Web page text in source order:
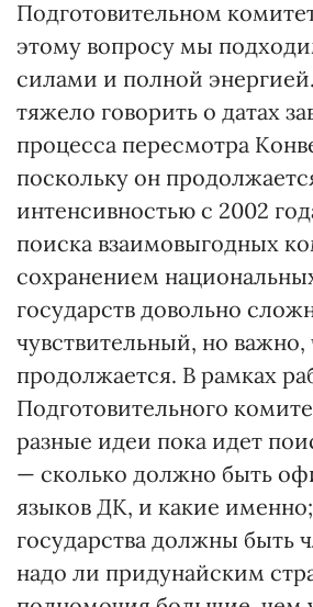
Подготовительном
этому вопросу мы
силами и полной
тяжело говорить о датах
процесса пересмотра
поскольку он
интенсивностью с 2002
поиска взаимовыгодных
сохранением
государств довольно
чувствительный, но важно,
продолжается. В рамках
Подготовительного
разные идеи пока идет
— сколько должно быть
языков ДК, и какие
государства должны быть
надо ли придунайским